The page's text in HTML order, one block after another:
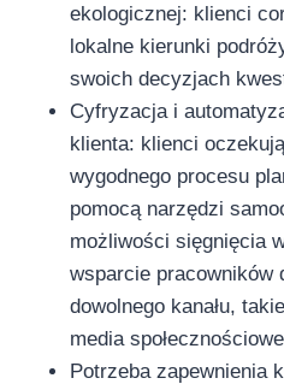
ekologicznej: klienci
lokalne kierunki
swoich decyzjach
Cyfryzacja i
klienta: klienci
wygodnego procesu
pomocą narzędzi
możliwości sięgnięcia
wsparcie pracowników
dowolnego kanału,
media
Potrzeba zapewnienia